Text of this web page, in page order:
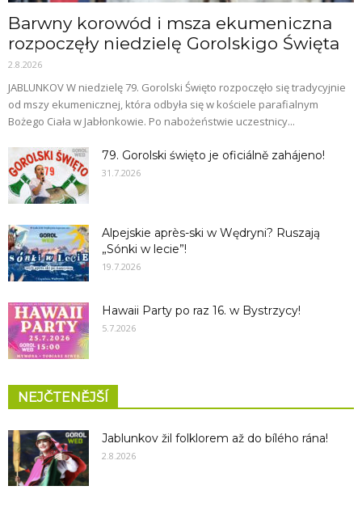
Barwny korowód i msza ekumeniczna
rozpoczęły niedzielę Gorolskigo Święta
2.8.2026
JABLUNKOV W niedzielę 79. Gorolski Święto rozpoczęło się tradycyjnie
od mszy ekumenicznej, która odbyła się w kościele parafialnym
Bożego Ciała w Jabłonkowie. Po nabożeństwie uczestnicy...
79. Gorolski święto je oficiálně zahájeno!
31.7.2026
Alpejskie après-ski w Wędryni? Ruszają
„Sónki w lecie”!
19.7.2026
Hawaii Party po raz 16. w Bystrzycy!
5.7.2026
NEJČTENĚJŠÍ
Jablunkov žil folklorem až do bílého rána!
2.8.2026